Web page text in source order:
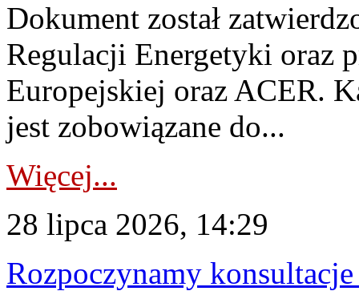
Dokument został
Regulacji Energetyki oraz
Europejskiej oraz ACER.
jest zobowiązane do...
Więcej...
28 lipca 2026, 14:29
Rozpoczynamy